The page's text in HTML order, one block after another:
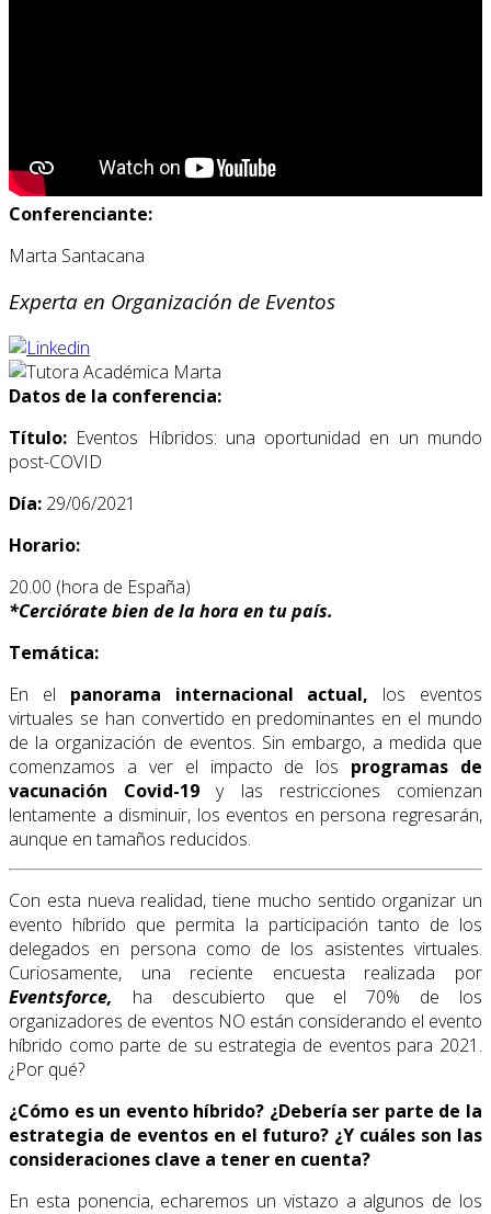
Conferenciante:
Marta Santacana
Experta en Organización de Eventos
Datos de la conferencia:
Título: Eventos Híbridos: una oportunidad en un mundo
post-COVID
Día: 29/06/2021
Horario:
20.00 (hora de España)
*Cerciórate bien de la hora en tu país.
Temática:
En el panorama internacional actual, los eventos
virtuales se han convertido en predominantes en el mundo
de la organización de eventos. Sin embargo, a medida que
comenzamos a ver el impacto de los programas de
vacunación Covid-19 y las restricciones comienzan
lentamente a disminuir, los eventos en persona regresarán,
aunque en tamaños reducidos.
Con esta nueva realidad, tiene mucho sentido organizar un
evento híbrido que permita la participación tanto de los
delegados en persona como de los asistentes virtuales.
Curiosamente, una reciente encuesta realizada por
Eventsforce, ha descubierto que el 70% de los
organizadores de eventos NO están considerando el evento
híbrido como parte de su estrategia de eventos para 2021.
¿Por qué?
¿Cómo es un evento híbrido? ¿Debería ser parte de la
estrategia de eventos en el futuro? ¿Y cuáles son las
consideraciones clave a tener en cuenta?
En esta ponencia, echaremos un vistazo a algunos de los